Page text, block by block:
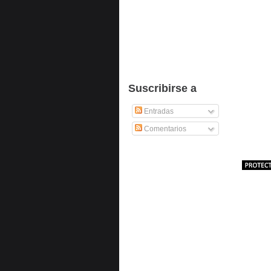
Suscribirse a
Entradas
Comentarios